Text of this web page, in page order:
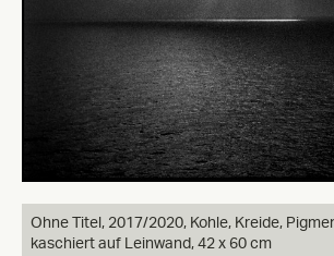
Ohne Titel, 2017/2020, Kohle, Kreide,
kaschiert auf Leinwand, 42 x 60 cm